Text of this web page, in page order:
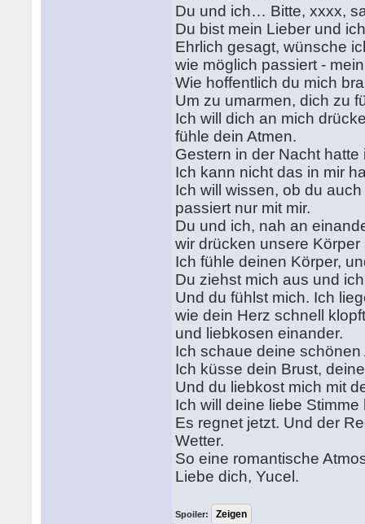
Du und ich… Bitte, xxxx,
Du bist mein Lieber und
Ehrlich gesagt, wünsche
wie möglich passiert -
Wie hoffentlich du mich
Um zu umarmen, dich zu
Ich will dich an mich
fühle dein Atmen.
Gestern in der Nacht
Ich kann nicht das in mir
Ich will wissen, ob du
passiert nur mit mir.
Du und ich, nah an
wir drücken unsere
Ich fühle deinen Körper,
Du ziehst mich aus und
Und du fühlst mich. Ich
wie dein Herz schnell
und liebkosen einander.
Ich schaue deine
Ich küsse dein Brust,
Und du liebkost mich mit
Ich will deine liebe
Es regnet jetzt. Und der
Wetter.
So eine romantische
Liebe dich, Yucel.
Spoiler: